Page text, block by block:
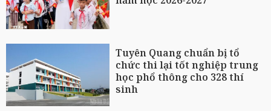
Tuyên Quang chuẩn bị tổ
chức thi lại tốt nghiệp trung
học phổ thông cho 328 thí
sinh